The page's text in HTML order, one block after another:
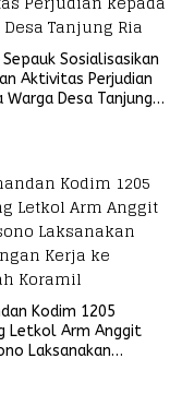
Sosialisasikan
Aktivitas Perjudian
Warga Desa Tanjung
Kodim 1205
Letkol Arm Anggit
Laksanakan